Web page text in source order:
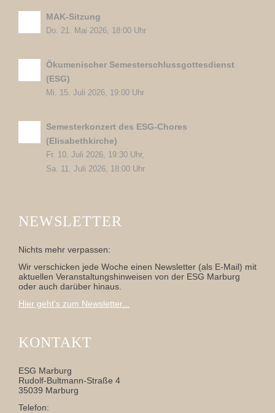
MAK-Sitzung
Do. 21. Mai 2026, 18:00 Uhr
Ökumenischer Semesterschlussgottesdienst
(ESG)
Mi. 15. Juli 2026, 19:00 Uhr
Semesterkonzert des ESG-Chores
(Elisabethkirche)
Fr. 10. Juli 2026, 19:30 Uhr,
Sa. 11. Juli 2026, 18:00 Uhr
NEWSLETTER
Nichts mehr verpassen:
Wir verschicken jede Woche einen Newsletter (als E-Mail) mit
aktuellen Veranstaltungshinweisen von der ESG Marburg
oder auch darüber hinaus.
Hier geht's zum Newsletter...
KONTAKT
ESG Marburg
Rudolf-Bultmann-Straße 4
35039 Marburg
Telefon: